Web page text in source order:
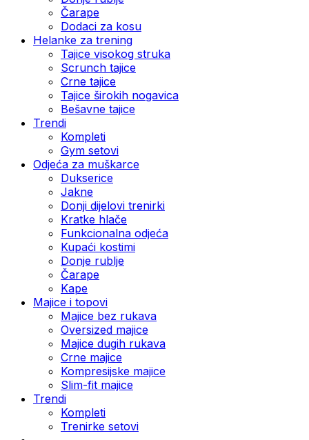
Čarape
Dodaci za kosu
Helanke za trening
Tajice visokog struka
Scrunch tajice
Crne tajice
Tajice širokih nogavica
Bešavne tajice
Trendi
Kompleti
Gym setovi
Odjeća za muškarce
Dukserice
Jakne
Donji dijelovi trenirki
Kratke hlače
Funkcionalna odjeća
Kupaći kostimi
Donje rublje
Čarape
Kape
Majice i topovi
Majice bez rukava
Oversized majice
Majice dugih rukava
Crne majice
Kompresijske majice
Slim-fit majice
Trendi
Kompleti
Trenirke setovi